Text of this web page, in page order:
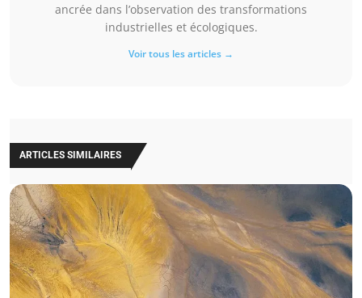
ancrée dans l’observation des transformations
industrielles et écologiques.
Voir tous les articles →
ARTICLES SIMILAIRES